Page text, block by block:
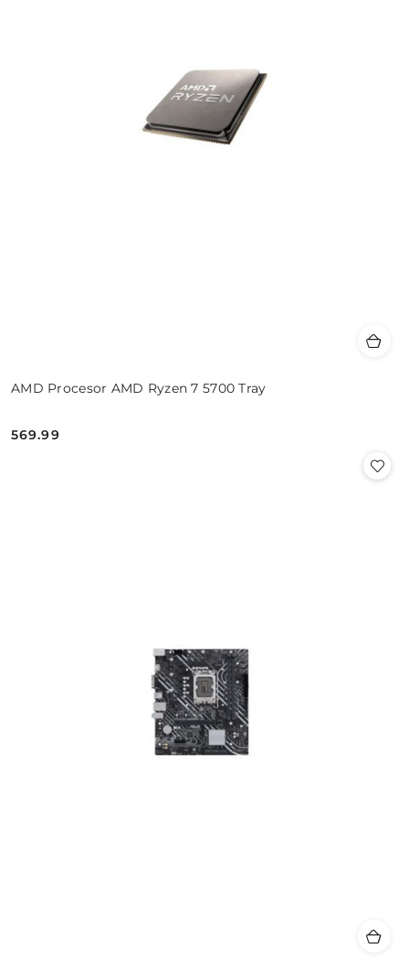
AMD Procesor AMD Ryzen 7 5700 Tray
Cena:
569.99